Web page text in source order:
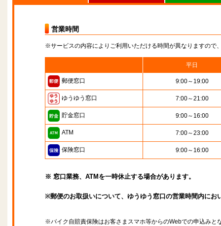
営業時間
※サービスの内容によりご利用いただける時間が異なりますので
平日
郵便窓口 9:00～19:00
ゆうゆう窓口 7:00～21:00
貯金窓口 9:00～16:00
ATM 7:00～23:00
保険窓口 9:00～16:00
※ 窓口業務、ATMを一時休止する場合があります。
※郵便のお取扱いについて、ゆうゆう窓口の営業時間内に
※バイク自賠責保険はお客さまスマホ等からのWebでの申込みと